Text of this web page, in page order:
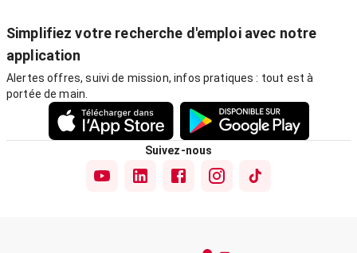
Simplifiez votre recherche d'emploi avec notre
application
Alertes offres, suivi de mission, infos pratiques : tout est à
portée de main.
Suivez-nous